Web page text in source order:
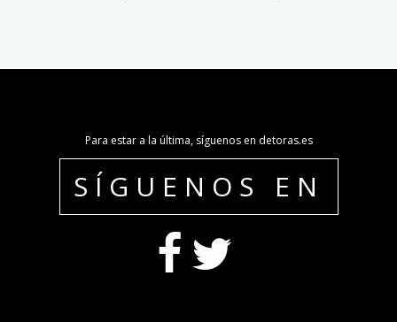
Para estar a la última, síguenos en detoras.es
SÍGUENOS EN